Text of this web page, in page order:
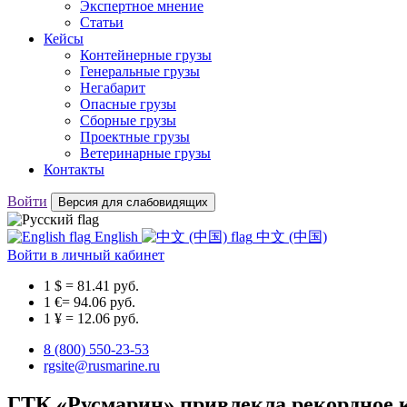
Экспертное мнение
Статьи
Кейсы
Контейнерные грузы
Генеральные грузы
Негабарит
Опасные грузы
Сборные грузы
Проектные грузы
Ветеринарные грузы
Контакты
Войти Версия для слабовидящих
English
中文 (中国)
Войти в личный кабинет
1 $ = 81.41 руб.
1 €= 94.06 руб.
1 ¥ = 12.06 руб.
8 (800) 550-23-53
rgsite@rusmarine.ru